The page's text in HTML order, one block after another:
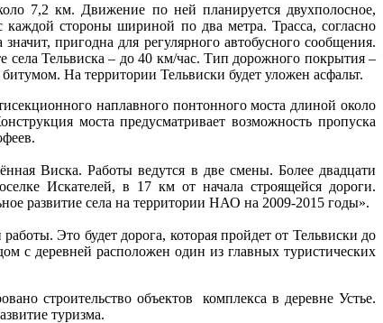
7,2 км. Движение по ней планируется двухполосное,
стороны шириной по два метра. Трасса, согласно
пригодна для регулярного автобусного сообщения.
села Тельвиска – до 40 км/час. Тип дорожного покрытия –
На территории Тельвиски будет уложен асфальт.
наплавного понтонного моста длиной около
моста предусматривает возможность пропуска
Виска. Работы ведутся в две смены. Более двадцати
Искателей, в 17 км от начала строящейся дороги.
развитие села на территории НАО на 2009-2015 годы».
Это будет дорога, которая пройдет от Тельвиски до
с деревней расположен один из главных туристических
строительство объектов комплекса в деревне Устье.
туризма.